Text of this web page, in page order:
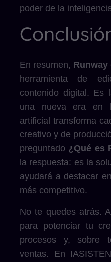
poder de la
En resumen, Runway
herramienta de
contenido digital. Es
una nueva era en
artificial transforma
creativo y de
preguntado ¿Qué es
la respuesta: es la
ayudará a destacar
más competitivo.
No te quedes atrás.
para potenciar tu
procesos y, sobre
ventas. En